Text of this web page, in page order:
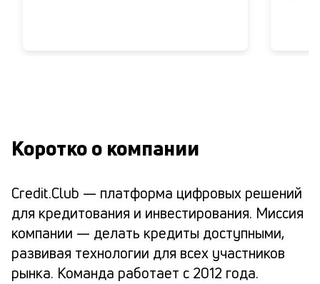
Коротко о компании
Credit.Club — платформа цифровых решений
для кредитования и инвестирования. Миссия
компании — делать кредиты доступными,
развивая технологии для всех участников
рынка. Команда работает с 2012 года.